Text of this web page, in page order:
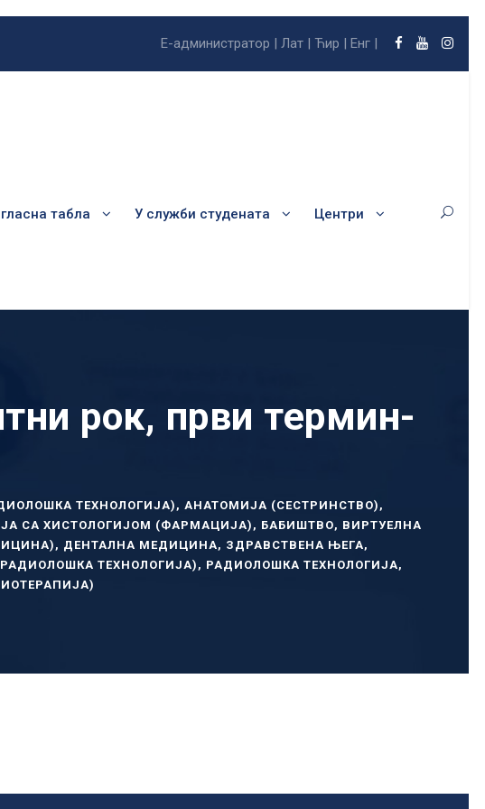
Е-администратор | Лат | Ћир | Енг |
табла У служби студената Центри
рок, први термин-
ТЕХНОЛОГИЈА) , АНАТОМИЈА (СЕСТРИНСТВО) ,
СА ХИСТОЛОГИЈОМ (ФАРМАЦИЈА) , БАБИШТВО, ВИРТУЕЛНА
, ДЕНТАЛНА МЕДИЦИНА, ЗДРАВСТВЕНА ЊЕГА,
ТЕХНОЛОГИЈА) , РАДИОЛОШКА ТЕХНОЛОГИЈА,